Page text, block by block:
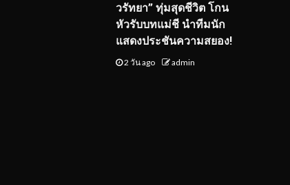
วรัทยา” ทุ่มสุดชีวิต โกน
หัวรับบทแม่ชี นำทีมนัก
แสดงประชันความสยอง!
2 วัน ago admin